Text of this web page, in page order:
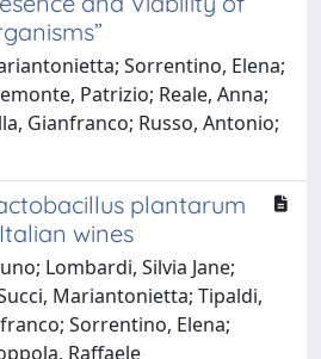
Sorrentino, Elena;
Patrizio; Reale, Anna;
Gianfranco; Russo, Antonio;
plantarum
wines
Lombardi, Silvia Jane;
Mariantonietta; Tipaldi,
Sorrentino, Elena;
Raffaele